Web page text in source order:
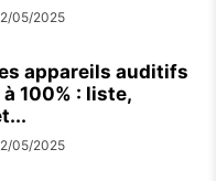
05/2025
appareils auditifs
100% : liste,
05/2025